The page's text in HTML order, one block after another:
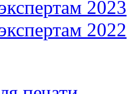
2023
2022